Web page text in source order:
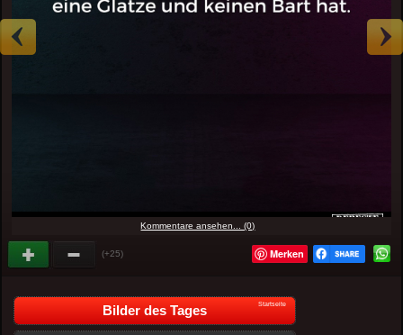
Kommentare ansehen... (0)
(+25) Merken
Bilder des Tages Startseite